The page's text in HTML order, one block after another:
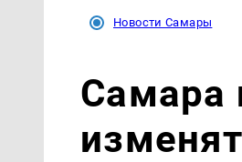
Новости Самары
Самара